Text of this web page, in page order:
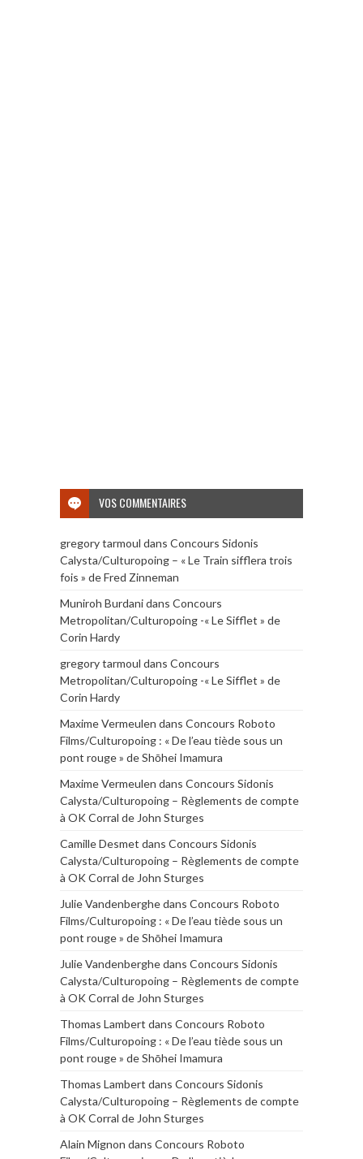
VOS COMMENTAIRES
gregory tarmoul dans Concours Sidonis
Calysta/Culturopoing – « Le Train sifflera trois
fois » de Fred Zinneman
Muniroh Burdanidans Concours
Metropolitan/Culturopoing -« Le Sifflet » de
Corin Hardy
gregory tarmoul dans Concours
Metropolitan/Culturopoing -« Le Sifflet » de
Corin Hardy
Maxime Vermeulen dans Concours Roboto
Films/Culturopoing : « De l’eau tiède sous un
pont rouge » de Shōhei Imamura
Maxime Vermeulen dans Concours Sidonis
Calysta/Culturopoing – Règlements de compte
à OK Corral de John Sturges
Camille Desmet dans Concours Sidonis
Calysta/Culturopoing – Règlements de compte
à OK Corral de John Sturges
Julie Vandenberghedans Concours Roboto
Films/Culturopoing : « De l’eau tiède sous un
pont rouge » de Shōhei Imamura
Julie Vandenberghedans Concours Sidonis
Calysta/Culturopoing – Règlements de compte
à OK Corral de John Sturges
Thomas Lambert dans Concours Roboto
Films/Culturopoing : « De l’eau tiède sous un
pont rouge » de Shōhei Imamura
Thomas Lambert dans Concours Sidonis
Calysta/Culturopoing – Règlements de compte
à OK Corral de John Sturges
Alain Mignon dans Concours Roboto